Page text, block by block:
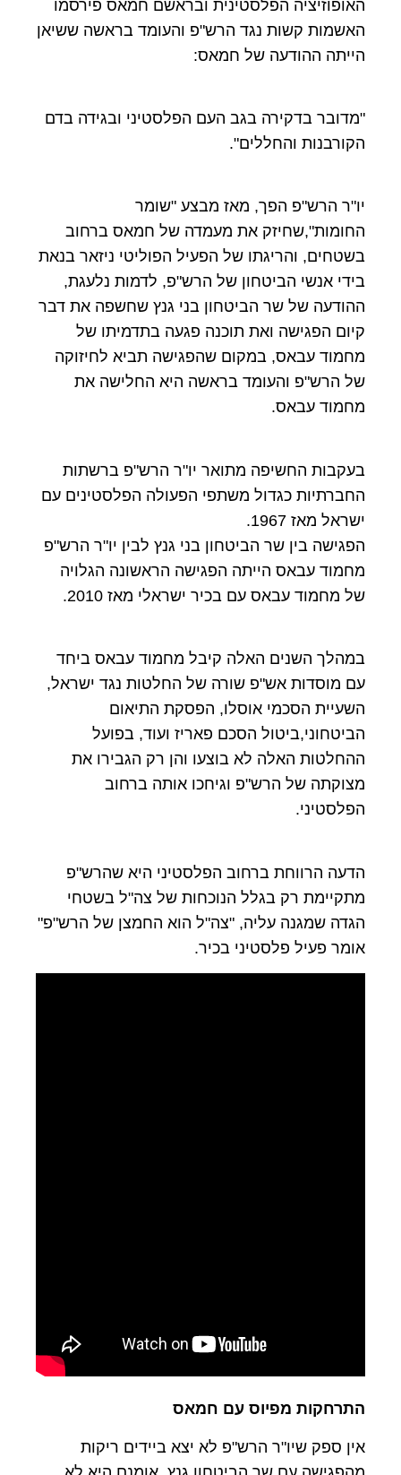
האופוזיציה הפלסטינית ובראשם חמאס פירסמו
האשמות קשות נגד הרש"פ והעומד בראשה ששיאן
הייתה ההודעה של חמאס:
"מדובר בדקירה בגב העם הפלסטיני ובגידה בדם
הקורבנות והחללים".
יו"ר הרש"פ הפך, מאז מבצע "שומר
החומות",שחיזק את מעמדה של חמאס ברחוב
בשטחים, והריגתו של הפעיל הפוליטי ניזאר בנאת
בידי אנשי הביטחון של הרש"פ, לדמות נלעגת,
ההודעה של שר הביטחון בני גנץ שחשפה את דבר
קיום הפגישה ואת תוכנה פגעה בתדמיתו של
מחמוד עבאס, במקום שהפגישה תביא לחיזוקה
של הרש"פ והעומד בראשה היא החלישה את
מחמוד עבאס.
בעקבות החשיפה מתואר יו"ר הרש"פ ברשתות
החברתיות כגדול משתפי הפעולה הפלסטינים עם
ישראל מאז 1967.
הפגישה בין שר הביטחון בני גנץ לבין יו"ר הרש"פ
מחמוד עבאס הייתה הפגישה הראשונה הגלויה
של מחמוד עבאס עם בכיר ישראלי מאז 2010.
במהלך השנים האלה קיבל מחמוד עבאס ביחד
עם מוסדות אש"פ שורה של החלטות נגד ישראל,
השעיית הסכמי אוסלו, הפסקת התיאום
הביטחוני,ביטול הסכם פאריז ועוד, בפועל
ההחלטות האלה לא בוצעו והן רק הגבירו את
מצוקתה של הרש"פ וגיחכו אותה ברחוב
הפלסטיני.
הדעה הרווחת ברחוב הפלסטיני היא שהרש"פ
מתקיימת רק בגלל הנוכחות של צה"ל בשטחי
הגדה שמגנה עליה, "צה"ל הוא החמצן של הרש"פ"
אומר פעיל פלסטיני בכיר.
התרחקות מפיוס עם חמאס
אין ספק שיו"ר הרש"פ לא יצא ביידים ריקות